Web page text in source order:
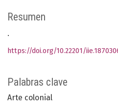
Palabras clave
Arte colonial
Resumen
.
https://doi.org/10.22201/